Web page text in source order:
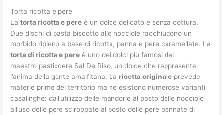
Torta ricotta e pere
Latorta ricotta e pere è un dolce delicato e senza cottura.
Due dischi di pasta biscotto alle nocciole racchiudono un
morbido ripieno a base di ricotta, panna e pere caramellate. La
torta di ricotta e pere è uno dei dolci più famosi del
maestro pasticcere Sal De Riso, un dolce che rappresenta
l’anima della gente amalfitana. La ricetta originale prevede
materie prime del territorio ma ne esistono numerose varianti
casalinghe: dall’utilizzo delle mandorle al posto delle nocciole
all’uso delle pere sciroppate al posto delle pere pennate di